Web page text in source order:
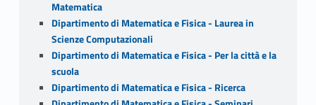
Matematica
Dipartimento di Matematica e Fisica - Laurea in
Scienze Computazionali
Dipartimento di Matematica e Fisica - Per la città e la
scuola
Dipartimento di Matematica e Fisica - Ricerca